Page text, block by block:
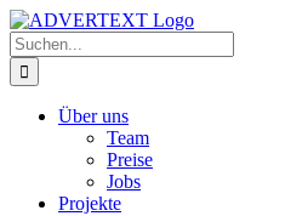
Zum
Inhalt
springen
Suche
nach:
Über uns
Team
Preise
Jobs
Projekte